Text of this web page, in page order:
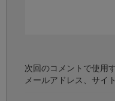
次回のコメントで使用
メールアドレス、サイ